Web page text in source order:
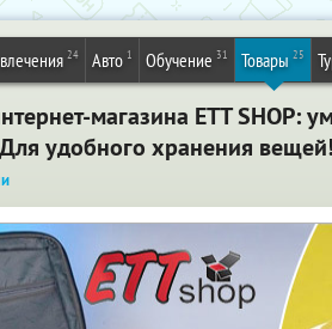
24 Авто 1 Обучение 31 Товары 25
магазина ETT SHOP:
удобного хранения вещей!